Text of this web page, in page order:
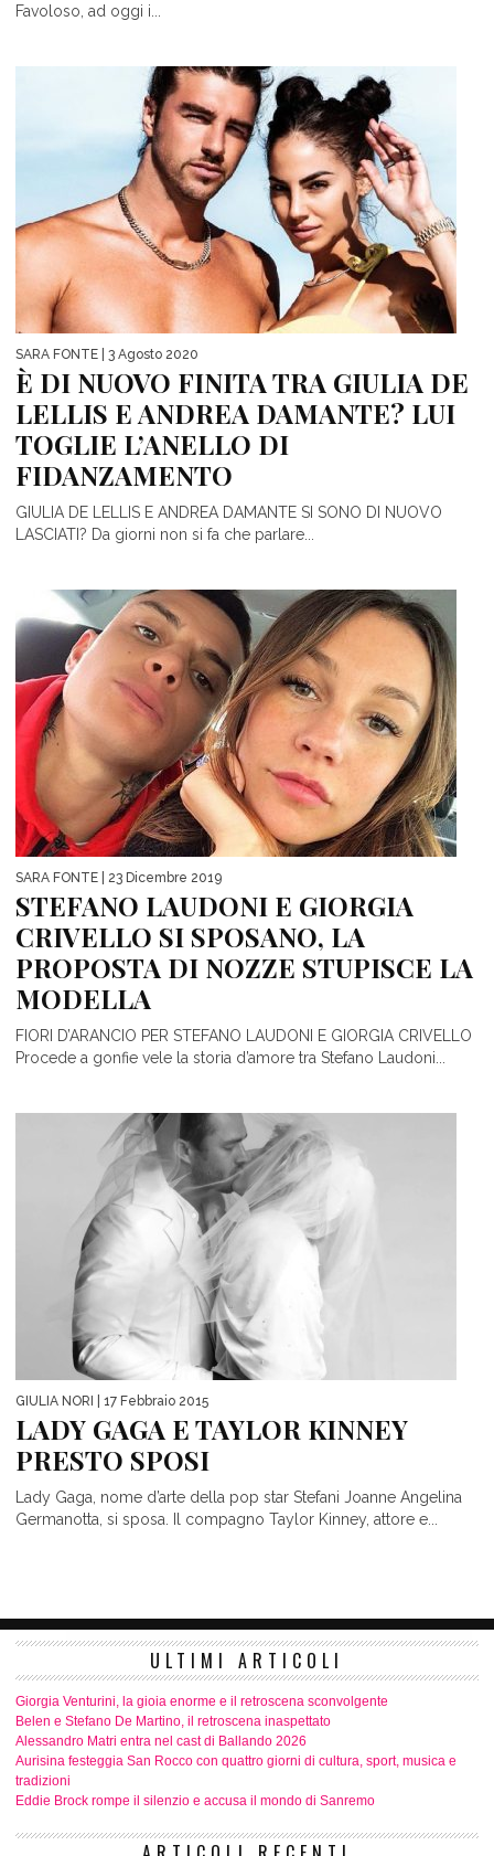
Favoloso, ad oggi i...
SARA FONTE | 3 Agosto 2020
È DI NUOVO FINITA TRA GIULIA DE
LELLIS E ANDREA DAMANTE? LUI
TOGLIE L’ANELLO DI
FIDANZAMENTO
GIULIA DE LELLIS E ANDREA DAMANTE SI SONO DI NUOVO
LASCIATI? Da giorni non si fa che parlare...
SARA FONTE | 23 Dicembre 2019
STEFANO LAUDONI E GIORGIA
CRIVELLO SI SPOSANO, LA
PROPOSTA DI NOZZE STUPISCE LA
MODELLA
FIORI D’ARANCIO PER STEFANO LAUDONI E GIORGIA CRIVELLO
Procede a gonfie vele la storia d’amore tra Stefano Laudoni...
GIULIA NORI | 17 Febbraio 2015
LADY GAGA E TAYLOR KINNEY
PRESTO SPOSI
Lady Gaga, nome d’arte della pop star Stefani Joanne Angelina
Germanotta, si sposa. Il compagno Taylor Kinney, attore e...
ULTIMI ARTICOLI
Giorgia Venturini, la gioia enorme e il retroscena sconvolgente
Belen e Stefano De Martino, il retroscena inaspettato
Alessandro Matri entra nel cast di Ballando 2026
Aurisina festeggia San Rocco con quattro giorni di cultura, sport, musica e
tradizioni
Eddie Brock rompe il silenzio e accusa il mondo di Sanremo